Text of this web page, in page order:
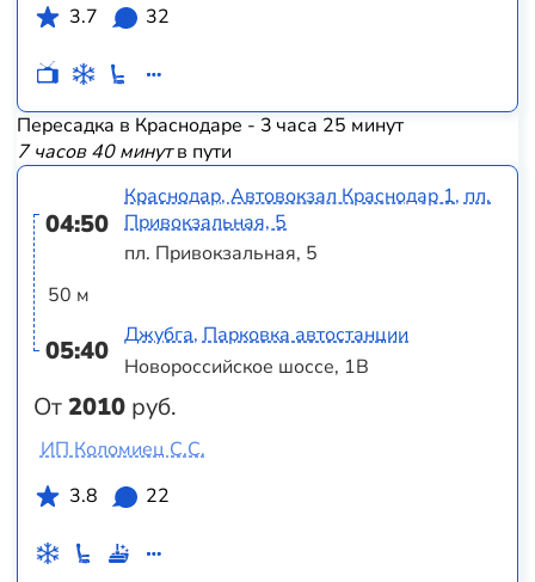
3.7
32
Пересадка в Краснодаре - 3 часа 25 минут
7 часов 40 минутв пути
04:50
50 м
05:40
От2010 руб.
Краснодар, Автовокзал Краснодар 1, пл.
Привокзальная, 5
пл. Привокзальная, 5
Джубга, Парковка автостанции
Новороссийское шоссе, 1В
ИП Коломиец С.С.
3.8
22